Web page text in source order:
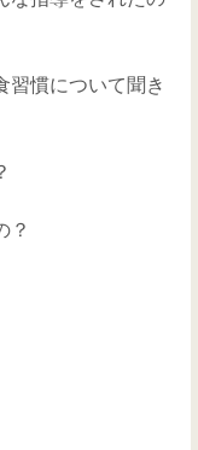
習慣について聞き
？